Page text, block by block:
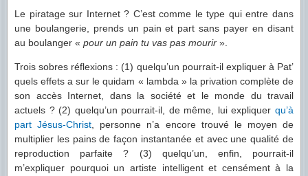
Le piratage sur Internet ? C’est comme le type qui entre dans
une boulangerie, prends un pain et part sans payer en disant
au boulanger « pour un pain tu vas pas mourir ».
Trois sobres réflexions : (1) quelqu’un pourrait-il expliquer à Pat’
quels effets a sur le quidam « lambda » la privation complète de
son accès Internet, dans la société et le monde du travail
actuels ? (2) quelqu’un pourrait-il, de même, lui expliquer qu’à
part Jésus-Christ , personne n’a encore trouvé le moyen de
multiplier les pains de façon instantanée et avec une qualité de
reproduction parfaite ? (3) quelqu’un, enfin, pourrait-il
m’expliquer pourquoi un artiste intelligent et censément à la